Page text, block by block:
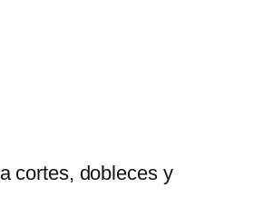
cortes, dobleces y